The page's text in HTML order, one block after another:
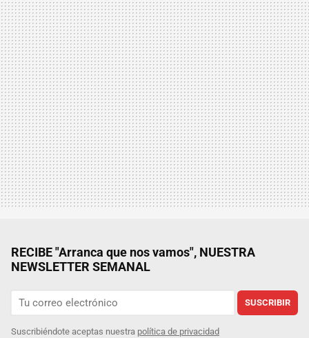
RECIBE "Arranca que nos vamos", NUESTRA
NEWSLETTER SEMANAL
SUSCRIBIR
Suscribiéndote aceptas nuestra política de privacidad